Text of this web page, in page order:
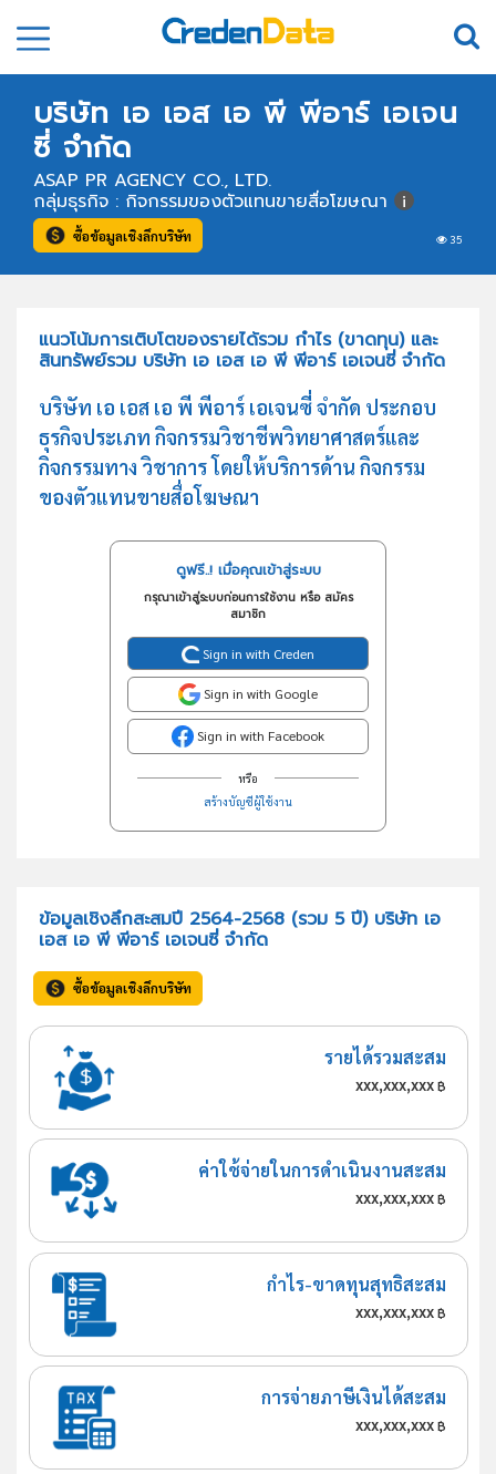
บริษัท เอ เอส เอ พี พีอาร์ เอเจน
ซี่ จำกัด
ASAP PR AGENCY CO., LTD.
35
กลุ่มธุรกิจ : กิจกรรมของตัวแทนขายสื่อโฆษณา
ซื้อข้อมูลเชิงลึกบริษัท
แนวโน้มการเติบโตของรายได้รวม กำไร (ขาดทุน) และ
สินทรัพย์รวม บริษัท เอ เอส เอ พี พีอาร์ เอเจนซี่ จำกัด
บริษัท เอ เอส เอ พี พีอาร์ เอเจนซี่ จำกัด ประกอบ
ธุรกิจประเภท กิจกรรมวิชาชีพวิทยาศาสตร์และ
กิจกรรมทาง วิชาการ โดยให้บริการด้าน กิจกรรม
ของตัวแทนขายสื่อโฆษณา
ดูฟรี..! เมื่อคุณเข้าสู่ระบบ
กรุณาเข้าสู่ระบบก่อนการใช้งาน หรือ สมัคร
สมาชิก
Sign in with Creden
Sign in with Google
Sign in with Facebook
หรือ
สร้างบัญชีผู้ใช้งาน
ข้อมูลเชิงลึกสะสมปี 2564-2568 (รวม 5 ปี) บริษัท เอ
เอส เอ พี พีอาร์ เอเจนซี่ จำกัด
ซื้อข้อมูลเชิงลึกบริษัท
รายได้รวมสะสม
xxx,xxx,xxx฿
ค่าใช้จ่ายในการดำเนินงานสะสม
xxx,xxx,xxx฿
กำไร-ขาดทุนสุทธิสะสม
xxx,xxx,xxx฿
การจ่ายภาษีเงินได้สะสม
xxx,xxx,xxx฿